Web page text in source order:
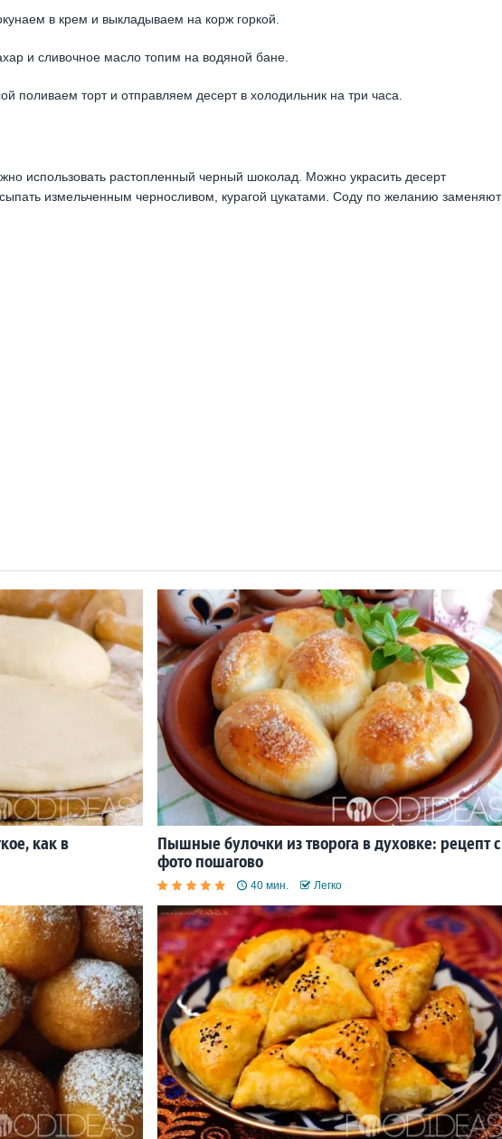
в крем и выкладываем на корж горкой.
и сливочное масло топим на водяной бане.
поливаем торт и отправляем десерт в холодильник на три часа.
использовать растопленный черный шоколад. Можно украсить десерт
измельченным черносливом, курагой цукатами. Соду по желанию заменяют
как в
Пышные булочки из творога в духовке: рецепт с
фото пошагово
40 мин. Легко